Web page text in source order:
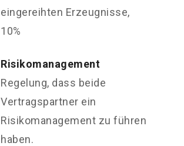
eingereihten Erzeugnisse,
10%
Risikomanagement
Regelung, dass beide
Vertragspartner ein
Risikomanagement zu führen
haben.